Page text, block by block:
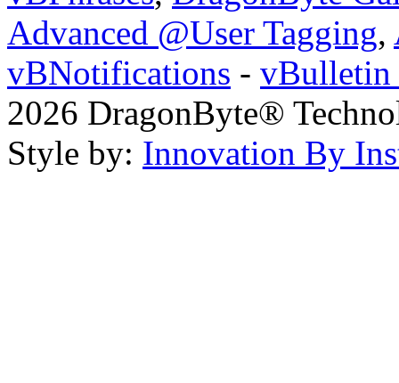
Advanced @User Tagging,
vBNotifications - vBulletin
2026 DragonByte®
Style by: Innovation By